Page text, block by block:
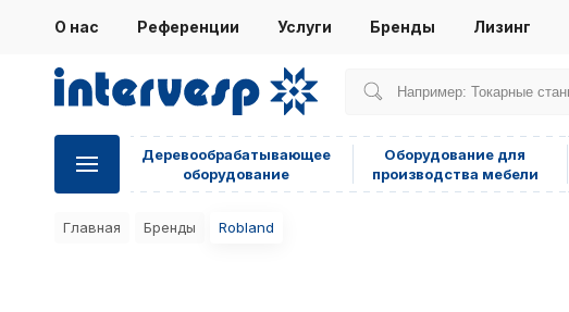
О нас Референции Услуги Бренды Лизинг
Деревообрабатывающее
оборудование
Оборудование для
производства мебели
Главная Бренды Robland